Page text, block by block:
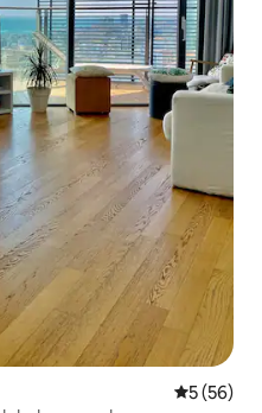
5 ud af 5 i
5 (56)